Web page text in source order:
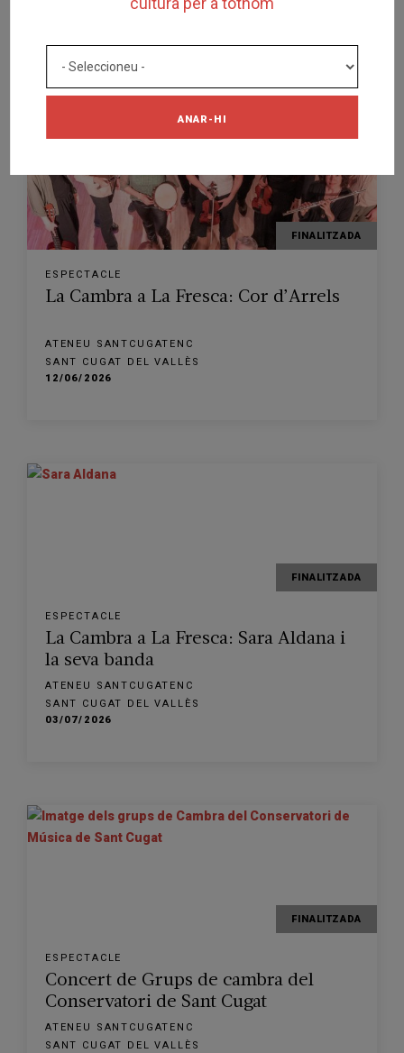
ANAR-HI
FINALITZADA
ESPECTACLE
La Cambra a La Fresca: Cor d’Arrels
ATENEU SANTCUGATENC
SANT CUGAT DEL VALLÈS
12/06/2026
FINALITZADA
ESPECTACLE
La Cambra a La Fresca: Sara Aldana i
la seva banda
ATENEU SANTCUGATENC
SANT CUGAT DEL VALLÈS
03/07/2026
FINALITZADA
ESPECTACLE
Concert de Grups de cambra del
Conservatori de Sant Cugat
ATENEU SANTCUGATENC
SANT CUGAT DEL VALLÈS